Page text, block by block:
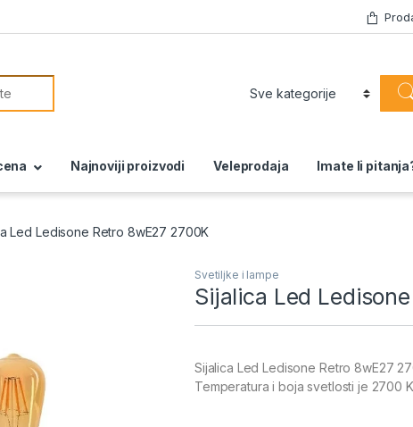
Najnoviji proizvodi Veleprodaja Imate li
Led Ledisone Retro 8wE27 2700K
Svetiljke i lampe
Sijalica Led
Sijalica Led Ledisone Retro 8wE27
Temperatura i boja svetlosti je 2700